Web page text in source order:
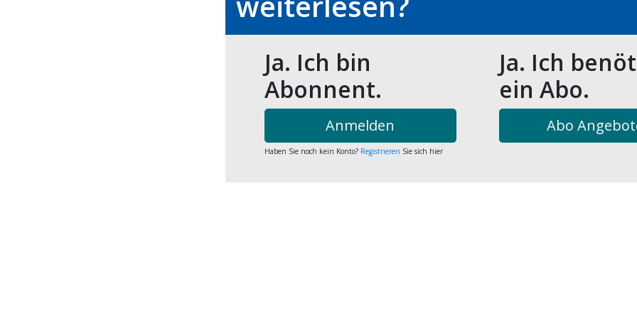
Ja. Ich bin
Abonnent.
Anmelden
Haben Sie noch kein Konto?Registrieren Sie sich hier
Ja. Ich
ein Abo.
Abo